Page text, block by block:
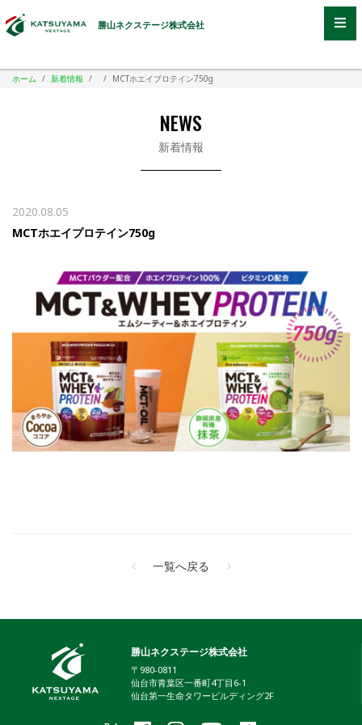
勝山ネクステージ株式会社
ホーム / 新着情報 / / MCTホエイプロテイン750g
NEWS
新着情報
2020.08.05
MCTホエイプロテイン750g
一覧へ戻る
勝山ネクステージ株式会社
〒980-0811
仙台市青葉区一番町4丁目6-1
仙台第一生命タワービルディング2F